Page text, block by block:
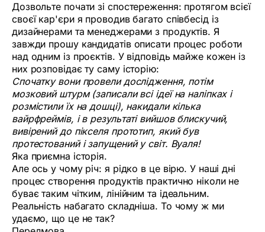
Дозвольте почати зі спостереження: протягом всієї
своєї кар'єри я проводив багато співбесід із
дизайнерами та менеджерами з продуктів. Я
завжди прошу кандидатів описати процес роботи
над одним із проєктів. У відповідь майже кожен із
них розповідає ту саму історію:
Спочатку вони провели дослідження, потім
мозковий штурм (записали всі ідеї на наліпках і
розмістили їх на дошці), накидали кілька
вайрфреймів, і в результаті вийшов блискучий,
вивірений до пікселя прототип, який був
протестований і запущений у світ. Вуаля!
Яка приємна історія.
Але ось у чому річ: я рідко в це вірю. У наші дні
процес створення продуктів практично ніколи не
буває таким чітким, лінійним та ідеальним.
Реальність набагато складніша. То чому ж ми
удаємо, що це не так?